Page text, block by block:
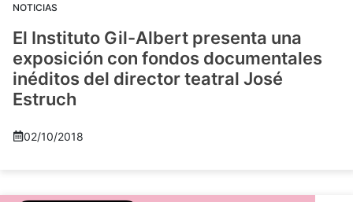
NOTICIAS
El Instituto Gil-Albert presenta una
exposición con fondos documentales
inéditos del director teatral José
Estruch
02/10/2018